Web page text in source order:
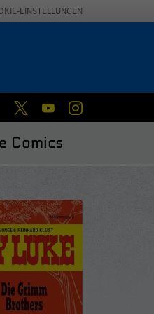
FACEBOOKTWITTERYOUTUBEINSTAGRAM
Comics
EINSTELLUNGEN